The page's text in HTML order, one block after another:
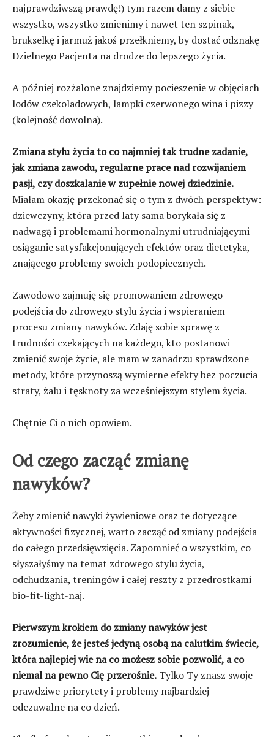
najprawdziwszą prawdę!) tym razem damy z siebie
wszystko, wszystko zmienimy i nawet ten szpinak,
brukselkę i jarmuż jakoś przełkniemy, by dostać odznakę
Dzielnego Pacjenta na drodze do lepszego życia.
A później rozżalone znajdziemy pocieszenie w objęciach
lodów czekoladowych, lampki czerwonego wina i pizzy
(kolejność dowolna).
Zmiana stylu życia to co najmniej tak trudne zadanie,
jak zmiana zawodu, regularne prace nad rozwijaniem
pasji, czy doszkalanie w zupełnie nowej dziedzinie.
Miałam okazję przekonać się o tym z dwóch perspektyw:
dziewczyny, która przed laty sama borykała się z
nadwagą i problemami hormonalnymi utrudniającymi
osiąganie satysfakcjonujących efektów oraz dietetyka,
znającego problemy swoich podopiecznych.
Zawodowo zajmuję się promowaniem zdrowego
podejścia do zdrowego stylu życia i wspieraniem
procesu zmiany nawyków. Zdaję sobie sprawę z
trudności czekających na każdego, kto postanowi
zmienić swoje życie, ale mam w zanadrzu sprawdzone
metody, które przynoszą wymierne efekty bez poczucia
straty, żalu i tęsknoty za wcześniejszym stylem życia.
Chętnie Ci o nich opowiem.
Od czego zacząć zmianę
nawyków?
Żeby zmienić nawyki żywieniowe oraz te dotyczące
aktywności fizycznej, warto zacząć od zmiany podejścia
do całego przedsięwzięcia. Zapomnieć o wszystkim, co
słyszałyśmy na temat zdrowego stylu życia,
odchudzania, treningów i całej reszty z przedrostkami
bio-fit-light-naj.
Pierwszym krokiem do zmiany nawyków jest
zrozumienie, że jesteś jedyną osobą na calutkim świecie,
która najlepiej wie na co możesz sobie pozwolić, a co
niemal na pewno Cię przerośnie. Tylko Ty znasz swoje
prawdziwe priorytety i problemy najbardziej
odczuwalne na co dzień.